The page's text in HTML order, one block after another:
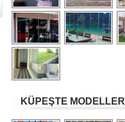
KÜPEŞTE MODELLERİ